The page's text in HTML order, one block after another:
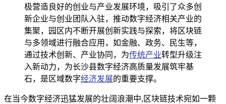
极营造良好的创业与产业发展环境，吸引了众多创
新企业与创业团队入驻，推动数字经济相关产业的
集聚，园区内不断开展创新实践与探索，将区块链
与多领域进行融合应用，如金融、政务、民生等，
通过技术创新、产业协同，为传统产业转型升级注
入新动力，为长沙县数字经济高质量发展筑牢基
石，是区域数字经济发展的重要支撑。
在当今数字经济迅猛发展的壮阔浪潮中,区块链技术宛如一颗